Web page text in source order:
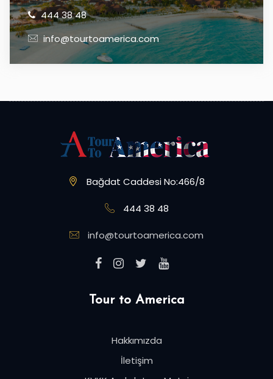
444 38 48
info@tourtoamerica.com
Bağdat Caddesi No:466/8
444 38 48
info@tourtoamerica.com
Tour to America
Hakkımızda
İletişim